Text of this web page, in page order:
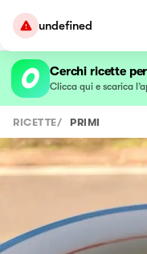
undefined
Cerchi ricette
Clicca qui e scarica
RICETTE/ PRIMI